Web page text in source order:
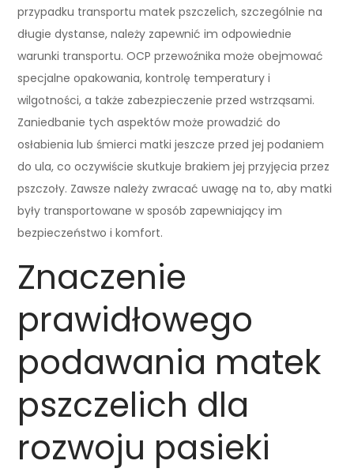
przypadku transportu matek pszczelich, szczególnie na
długie dystanse, należy zapewnić im odpowiednie
warunki transportu. OCP przewoźnika może obejmować
specjalne opakowania, kontrolę temperatury i
wilgotności, a także zabezpieczenie przed wstrząsami.
Zaniedbanie tych aspektów może prowadzić do
osłabienia lub śmierci matki jeszcze przed jej podaniem
do ula, co oczywiście skutkuje brakiem jej przyjęcia przez
pszczoły. Zawsze należy zwracać uwagę na to, aby matki
były transportowane w sposób zapewniający im
bezpieczeństwo i komfort.
Znaczenie
prawidłowego
podawania matek
pszczelich dla
rozwoju pasieki